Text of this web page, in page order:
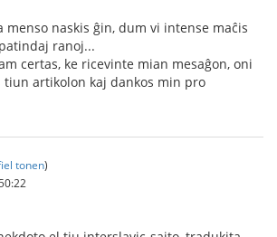
menso naskis ĝin, dum vi intense maĉis
ranoj...
certas, ke ricevinte mian mesaĝon, oni
tiun artikolon kaj dankos min pro
tonen)